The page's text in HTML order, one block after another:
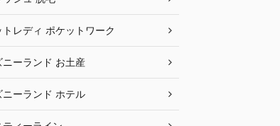
トレディ ポケットワーク
ニーランド お土産
ニーランド ホテル